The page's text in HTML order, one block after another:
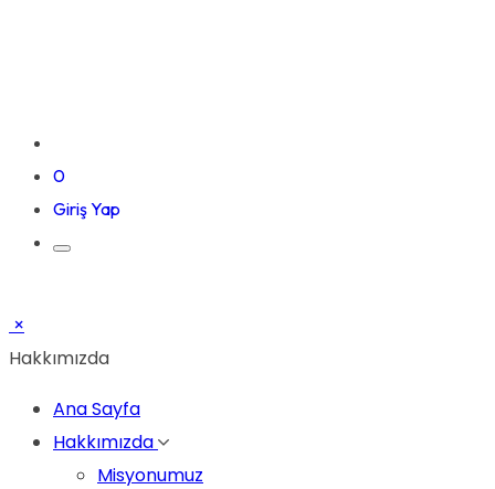
0
Giriş Yap
×
Hakkımızda
Ana Sayfa
Hakkımızda
Misyonumuz